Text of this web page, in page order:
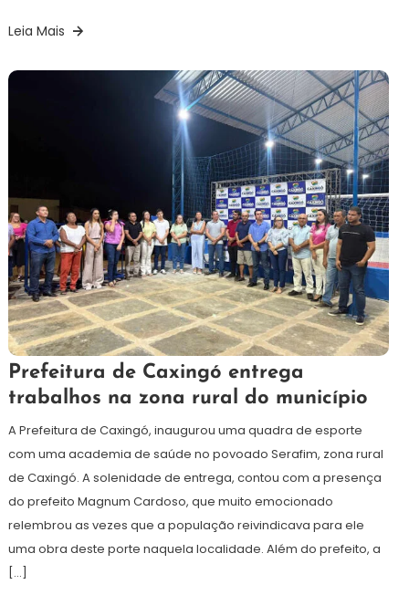
Leia Mais
3
dezembro
de
Redação
Prefeitura de Caxingó entrega
trabalhos na zona rural do município
A Prefeitura de Caxingó, inaugurou uma quadra de esporte
com uma academia de saúde no povoado Serafim, zona rural
de Caxingó. A solenidade de entrega, contou com a presença
do prefeito Magnum Cardoso, que muito emocionado
relembrou as vezes que a população reivindicava para ele
uma obra deste porte naquela localidade. Além do prefeito, a
[…]